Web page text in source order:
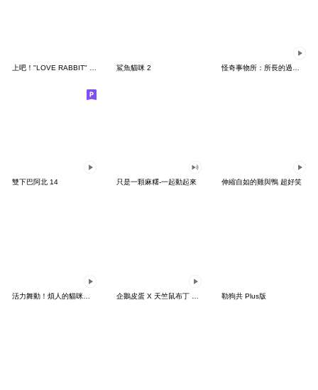
鯊魚貓咪 2
雙下巴阿北 14 只是一顆麻糬-一起動起來 伸縮自如的雞與鴨 超好笑
活力舞動！煩人的貓咪★迷你版 2 企鵝皮蛋 X 天竺鼠布丁 有點厭世 勒狗共 Plus版